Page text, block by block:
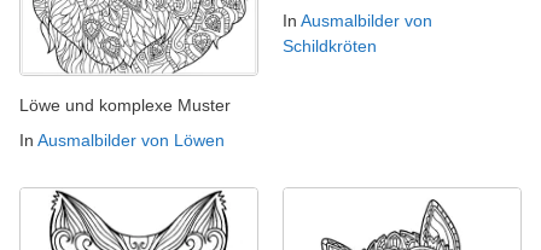
Löwe und komplexe Muster
In Ausmalbilder von Löwen
In Ausmalbilder von
Schildkröten